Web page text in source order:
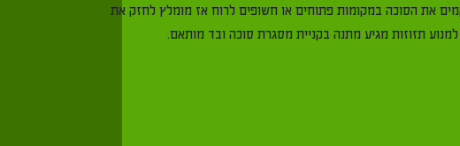
את הסוכה במקומות פתוחים או חשופים לרוח אז מומלץ לחזק את
מסגרת סוכה ובד מותאם.